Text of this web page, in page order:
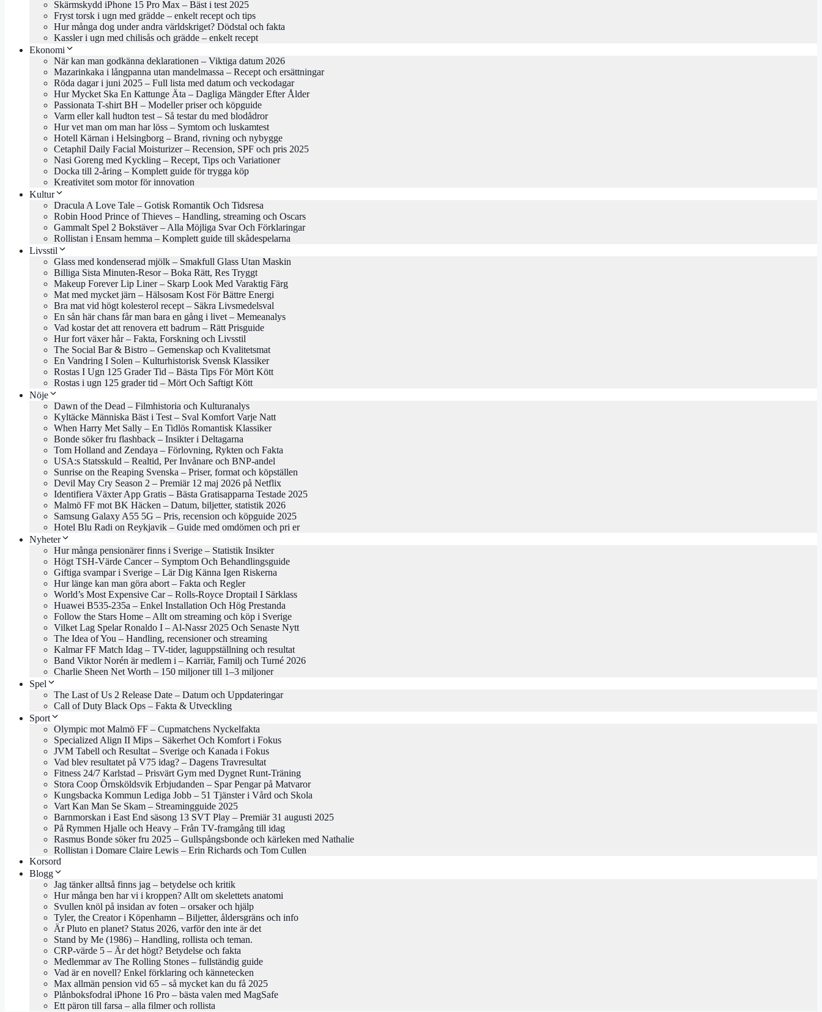
Skärmskydd iPhone 15 Pro Max – Bäst i test 2025
Fryst torsk i ugn med grädde – enkelt recept och tips
Hur många dog under andra världskriget? Dödstal och fakta
Kassler i ugn med chilisås och grädde – enkelt recept
Ekonomi
När kan man godkänna deklarationen – Viktiga datum 2026
Mazarinkaka i långpanna utan mandelmassa – Recept och ersättningar
Röda dagar i juni 2025 – Full lista med datum och veckodagar
Hur Mycket Ska En Kattunge Äta – Dagliga Mängder Efter Ålder
Passionata T-shirt BH – Modeller priser och köpguide
Varm eller kall hudton test – Så testar du med blodådror
Hur vet man om man har löss – Symtom och luskamtest
Hotell Kärnan i Helsingborg – Brand, rivning och nybygge
Cetaphil Daily Facial Moisturizer – Recension, SPF och pris 2025
Nasi Goreng med Kyckling – Recept, Tips och Variationer
Docka till 2-åring – Komplett guide för trygga köp
Kreativitet som motor för innovation
Kultur
Dracula A Love Tale – Gotisk Romantik Och Tidsresa
Robin Hood Prince of Thieves – Handling, streaming och Oscars
Gammalt Spel 2 Bokstäver – Alla Möjliga Svar Och Förklaringar
Rollistan i Ensam hemma – Komplett guide till skådespelarna
Livsstil
Glass med kondenserad mjölk – Smakfull Glass Utan Maskin
Billiga Sista Minuten-Resor – Boka Rätt, Res Tryggt
Makeup Forever Lip Liner – Skarp Look Med Varaktig Färg
Mat med mycket järn – Hälsosam Kost För Bättre Energi
Bra mat vid högt kolesterol recept – Säkra Livsmedelsval
En sån här chans får man bara en gång i livet – Memeanalys
Vad kostar det att renovera ett badrum – Rätt Prisguide
Hur fort växer hår – Fakta, Forskning och Livsstil
The Social Bar & Bistro – Gemenskap och Kvalitetsmat
En Vandring I Solen – Kulturhistorisk Svensk Klassiker
Rostas I Ugn 125 Grader Tid – Bästa Tips För Mört Kött
Rostas i ugn 125 grader tid – Mört Och Saftigt Kött
Nöje
Dawn of the Dead – Filmhistoria och Kulturanalys
Kyltäcke Människa Bäst i Test – Sval Komfort Varje Natt
When Harry Met Sally – En Tidlös Romantisk Klassiker
Bonde söker fru flashback – Insikter i Deltagarna
Tom Holland and Zendaya – Förlovning, Rykten och Fakta
USA:s Statsskuld – Realtid, Per Invånare och BNP-andel
Sunrise on the Reaping Svenska – Priser, format och köpställen
Devil May Cry Season 2 – Premiär 12 maj 2026 på Netflix
Identifiera Växter App Gratis – Bästa Gratisapparna Testade 2025
Malmö FF mot BK Häcken – Datum, biljetter, statistik 2026
Samsung Galaxy A55 5G – Pris, recension och köpguide 2025
Hotel Blu Radi on Reykjavik – Guide med omdömen och pri er
Nyheter
Hur många pensionärer finns i Sverige – Statistik Insikter
Högt TSH-Värde Cancer – Symptom Och Behandlingsguide
Giftiga svampar i Sverige – Lär Dig Känna Igen Riskerna
Hur länge kan man göra abort – Fakta och Regler
World’s Most Expensive Car – Rolls-Royce Droptail I Särklass
Huawei B535-235a – Enkel Installation Och Hög Prestanda
Follow the Stars Home – Allt om streaming och köp i Sverige
Vilket Lag Spelar Ronaldo I – Al-Nassr 2025 Och Senaste Nytt
The Idea of You – Handling, recensioner och streaming
Kalmar FF Match Idag – TV-tider, laguppställning och resultat
Band Viktor Norén är medlem i – Karriär, Familj och Turné 2026
Charlie Sheen Net Worth – 150 miljoner till 1–3 miljoner
Spel
The Last of Us 2 Release Date – Datum och Uppdateringar
Call of Duty Black Ops – Fakta & Utveckling
Sport
Olympic mot Malmö FF – Cupmatchens Nyckelfakta
Specialized Align II Mips – Säkerhet Och Komfort i Fokus
JVM Tabell och Resultat – Sverige och Kanada i Fokus
Vad blev resultatet på V75 idag? – Dagens Travresultat
Fitness 24/7 Karlstad – Prisvärt Gym med Dygnet Runt-Träning
Stora Coop Örnsköldsvik Erbjudanden – Spar Pengar på Matvaror
Kungsbacka Kommun Lediga Jobb – 51 Tjänster i Vård och Skola
Vart Kan Man Se Skam – Streamingguide 2025
Barnmorskan i East End säsong 13 SVT Play – Premiär 31 augusti 2025
På Rymmen Hjalle och Heavy – Från TV-framgång till idag
Rasmus Bonde söker fru 2025 – Gullspångsbonde och kärleken med Nathalie
Rollistan i Domare Claire Lewis – Erin Richards och Tom Cullen
Korsord
Blogg
Jag tänker alltså finns jag – betydelse och kritik
Hur många ben har vi i kroppen? Allt om skelettets anatomi
Svullen knöl på insidan av foten – orsaker och hjälp
Tyler, the Creator i Köpenhamn – Biljetter, åldersgräns och info
Är Pluto en planet? Status 2026, varför den inte är det
Stand by Me (1986) – Handling, rollista och teman.
CRP-värde 5 – Är det högt? Betydelse och fakta
Medlemmar av The Rolling Stones – fullständig guide
Vad är en novell? Enkel förklaring och kännetecken
Max allmän pension vid 65 – så mycket kan du få 2025
Plånboksfodral iPhone 16 Pro – bästa valen med MagSafe
Ett päron till farsa – alla filmer och rollista